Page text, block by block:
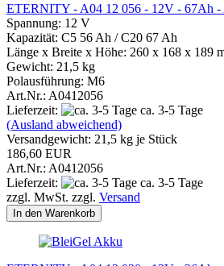
ETERNITY - A04 12 056 - 12V - 67Ah -
Spannung: 12 V
Kapazität: C5 56 Ah / C20 67 Ah
Länge x Breite x Höhe: 260 x 168 x 189
Gewicht: 21,5 kg
Polausführung: M6
Art.Nr.: A0412056
Lieferzeit:
ca. 3-5 Tage
(Ausland abweichend)
Versandgewicht: 21,5 kg je Stück
186,60 EUR
Art.Nr.: A0412056
Lieferzeit:
ca. 3-5 Tage
zzgl. MwSt. zzgl. Versand
In den Warenkorb